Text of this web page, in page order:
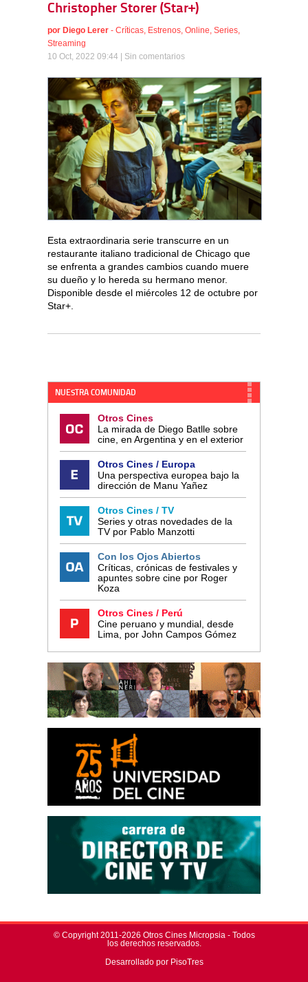
Christopher Storer (Star+)
por Diego Lerer - Críticas Estrenos Online Series
Streaming
10 Oct, 2022 09:44 | Sin comentarios
Esta extraordinaria serie transcurre en un
restaurante italiano tradicional de Chicago que
se enfrenta a grandes cambios cuando muere
su dueño y lo hereda su hermano menor.
Disponible desde el miércoles 12 de octubre por
Star+.
NUESTRA COMUNIDAD
Otros Cines
La mirada de Diego Batlle sobre
cine, en Argentina y en el exterior
Otros Cines / Europa
Una perspectiva europea bajo la
dirección de Manu Yañez
Otros Cines / TV
Series y otras novedades de la
TV por Pablo Manzotti
Con los Ojos Abiertos
Críticas, crónicas de festivales y
apuntes sobre cine por Roger
Koza
Otros Cines / Perú
Cine peruano y mundial, desde
Lima, por John Campos Gómez
© Copyright 2011-2026 Otros Cines Micropsia - Todos
los derechos reservados.
Desarrollado por PisoTres